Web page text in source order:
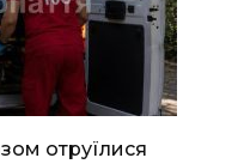
отруїлися